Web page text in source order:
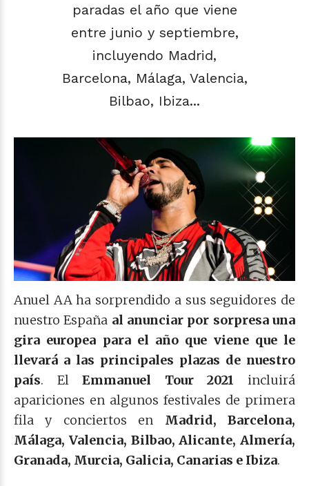
paradas el año que viene
entre junio y septiembre,
incluyendo Madrid,
Barcelona, Málaga, Valencia,
Bilbao, Ibiza...
Anuel AA ha sorprendido a sus seguidores de
nuestro España al anunciar por sorpresa una
gira europea para el año que viene que le
llevará a las principales plazas de nuestro
país. ElEmmanuel Tour 2021 incluirá
apariciones en algunos festivales de primera
fila y conciertos en Madrid, Barcelona,
Málaga, Valencia, Bilbao, Alicante, Almería,
Granada, Murcia, Galicia, Canarias e Ibiza.